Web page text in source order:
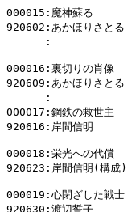
000015:魔神蘇る
920602:あかほりさと
:
000016:裏切りの肖像
920609:あかほりさと
:
000017:鋼鉄の救世主
920616:岸間信明
000018:栄光への代償
920623:岸間信明(構
000019:心閉ざした戦士
920630:渡辺誓子